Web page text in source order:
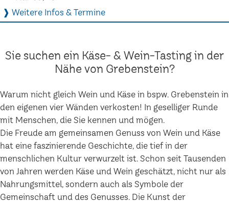
❱ Weitere Infos & Termine
Sie suchen ein Käse- & Wein-Tasting in der
Nähe von Grebenstein?
Warum nicht gleich Wein und Käse in bspw. Grebenstein in
den eigenen vier Wänden verkosten! In geselliger Runde
mit Menschen, die Sie kennen und mögen.
Die Freude am gemeinsamen Genuss von Wein und Käse
hat eine faszinierende Geschichte, die tief in der
menschlichen Kultur verwurzelt ist. Schon seit Tausenden
von Jahren werden Käse und Wein geschätzt, nicht nur als
Nahrungsmittel, sondern auch als Symbole der
Gemeinschaft und des Genusses. Die Kunst der